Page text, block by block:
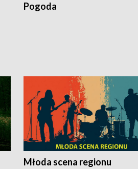
Pogoda
Młoda scena regionu